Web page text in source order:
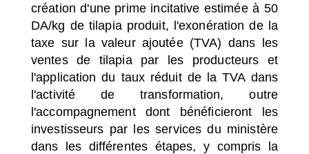
création d'une prime incitative estimée à 50
DA/kg de tilapia produit, l'exonération de la
taxe sur la valeur ajoutée (TVA) dans les
ventes de tilapia par les producteurs et
l'application du taux réduit de la TVA dans
l'activité de transformation, outre
l'accompagnement dont bénéficieront les
investisseurs par les services du ministère
dans les différentes étapes, y compris la